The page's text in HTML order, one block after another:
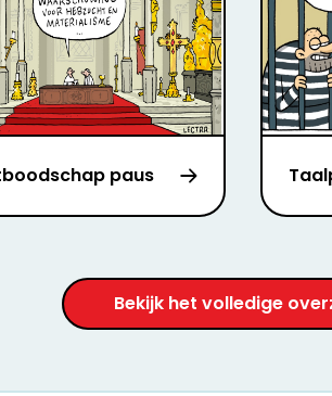
paus
Bekijk het volledige